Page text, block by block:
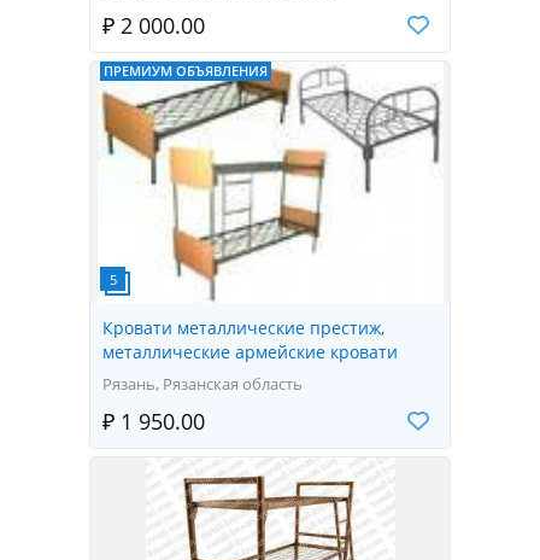
₽ 2 000.00
ПРЕМИУМ ОБЪЯВЛЕНИЯ
Кровати металлические престиж,
металлические армейские кровати
Рязань, Рязанская область
₽ 1 950.00